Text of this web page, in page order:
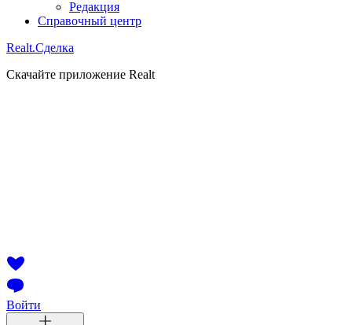
Редакция
Справочный центр
Realt.Сделка
Скачайте приложение Realt
Войти